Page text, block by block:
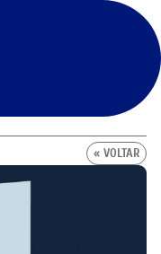
« VOLTAR